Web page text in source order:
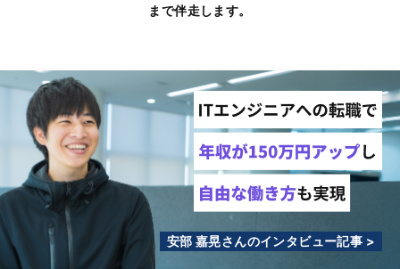
まで伴走します。
安部 嘉晃さんのインタビュー記事 >